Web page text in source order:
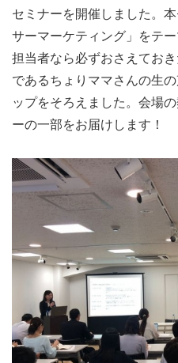
セミナーを開催しました。
サーマーケティング」をテ
担当者なら必ずおさえてお
であるちょりママさんの生
ップをそろえました。会場
ーの一部をお届けします！